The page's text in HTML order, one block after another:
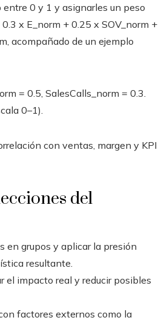
0 y 1 y asignarles un peso
x E_norm + 0.25 x SOV_norm +
acompañado de un ejemplo
= 0.5, SalesCalls_norm = 0.3.
0–1).
con ventas, margen y KPI
del
en grupos y aplicar la presión
resultante.
el impacto real y reducir posibles
factores externos como la